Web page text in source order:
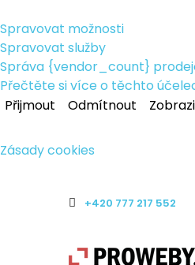
Spravovat možnosti
Spravovat služby
Správa {vendor_count}
Přečtěte si více o těchto
Přijmout
Odmítnout
Zásady cookies
+420 777 217 552